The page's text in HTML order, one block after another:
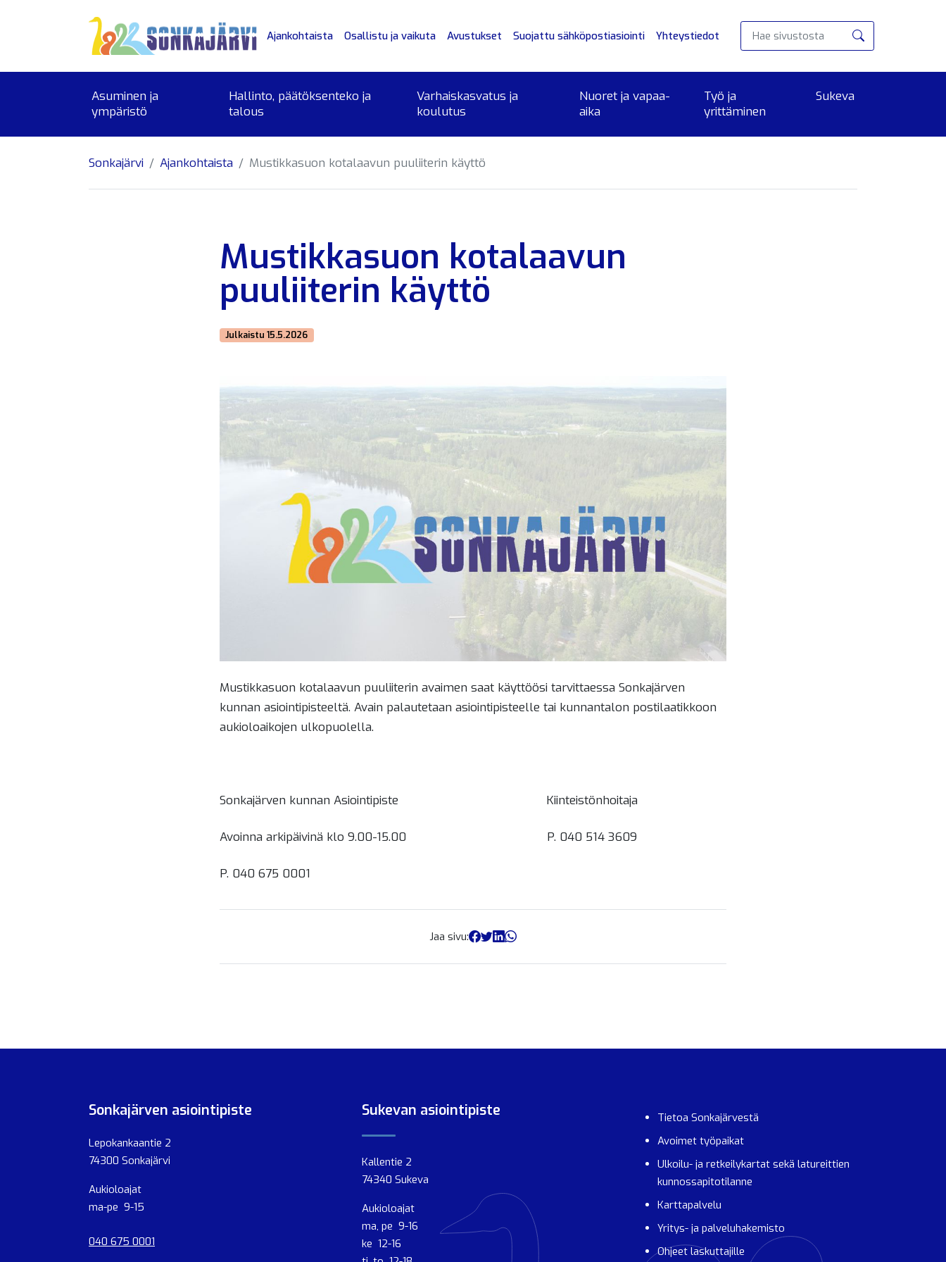
Ajankohtaista Osallistu ja vaikuta Avustukset Suojattu sähköpostiasiointi Yhteystiedot
Hae
Asuminen ja
ympäristö
Hallinto, päätöksenteko ja
talous
Varhaiskasvatus ja
koulutus
Nuoret ja vapaa-
aika
Työ ja
yrittäminen
Sukeva
Sonkajärvi Ajankohtaista Mustikkasuon kotalaavun puuliiterin käyttö
Mustikkasuon kotalaavun
puuliiterin käyttö
Julkaistu 15.5.2026
Mustikkasuon kotalaavun puuliiterin avaimen saat käyttöösi tarvittaessa Sonkajärven
kunnan asiointipisteeltä. Avain palautetaan asiointipisteelle tai kunnantalon postilaatikkoon
aukioloaikojen ulkopuolella.
Sonkajärven kunnan Asiointipiste Kiinteistönhoitaja
Avoinna arkipäivinä klo 9.00-15.00 P. 040 514 3609
P. 040 675 0001
Jaa sivu:
Sonkajärven asiointipiste
Lepokankaantie 2
74300 Sonkajärvi
Aukioloajat
ma-pe 9-15
040 675 0001
Sukevan asiointipiste
Kallentie 2
74340 Sukeva
Aukioloajat
ma, pe 9-16
ke 12-16
Tietoa Sonkajärvestä
Avoimet työpaikat
Ulkoilu- ja retkeilykartat sekä latureittien
kunnossapitotilanne
Karttapalvelu
Yritys- ja palveluhakemisto
Ohjeet laskuttajille